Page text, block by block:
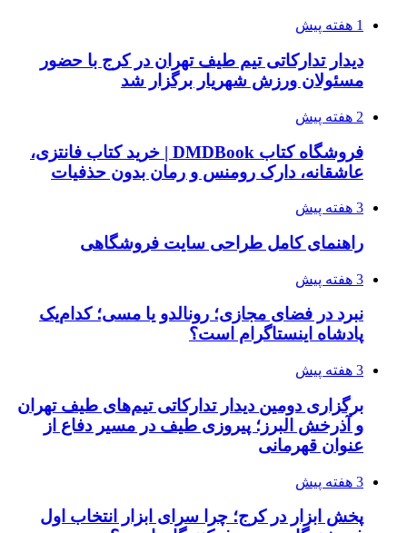
1 هفته پیش
دیدار تدارکاتی تیم طیف تهران در کرج با حضور
مسئولان ورزش شهریار برگزار شد
2 هفته پیش
فروشگاه کتاب DMDBook | خرید کتاب فانتزی،
عاشقانه، دارک رومنس و رمان بدون حذفیات
3 هفته پیش
راهنمای کامل طراحی سایت فروشگاهی
3 هفته پیش
نبرد در فضای مجازی؛ رونالدو یا مسی؛ کدام‌یک
پادشاه اینستاگرام است؟
3 هفته پیش
برگزاری دومین دیدار تدارکاتی تیم‌های طیف تهران
و آذرخش البرز؛ پیروزی طیف در مسیر دفاع از
عنوان قهرمانی
3 هفته پیش
پخش ابزار در کرج؛ چرا سرای ابزار انتخاب اول